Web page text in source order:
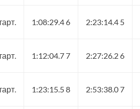
1:08:29.4 6 2:23:14.4 5
1:12:04.7 7 2:27:26.2 6
1:23:15.5 8 2:53:38.0 7